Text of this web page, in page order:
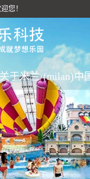
您！
关于米兰·(milan)中